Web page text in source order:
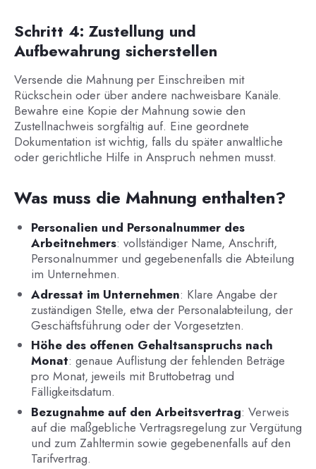
Schritt 4: Zustellung und
Aufbewahrung sicherstellen
Versende die Mahnung per Einschreiben mit
Rückschein oder über andere nachweisbare Kanäle.
Bewahre eine Kopie der Mahnung sowie den
Zustellnachweis sorgfältig auf. Eine geordnete
Dokumentation ist wichtig, falls du später anwaltliche
oder gerichtliche Hilfe in Anspruch nehmen musst.
Was muss die Mahnung enthalten?
Personalien und Personalnummer des
Arbeitnehmers: vollständiger Name, Anschrift,
Personalnummer und gegebenenfalls die Abteilung
im Unternehmen.
Adressat im Unternehmen: Klare Angabe der
zuständigen Stelle, etwa der Personalabteilung, der
Geschäftsführung oder der Vorgesetzten.
Höhe des offenen Gehaltsanspruchs nach
Monat: genaue Auflistung der fehlenden Beträge
pro Monat, jeweils mit Bruttobetrag und
Fälligkeitsdatum.
Bezugnahme auf den Arbeitsvertrag: Verweis
auf die maßgebliche Vertragsregelung zur Vergütung
und zum Zahltermin sowie gegebenenfalls auf den
Tarifvertrag.